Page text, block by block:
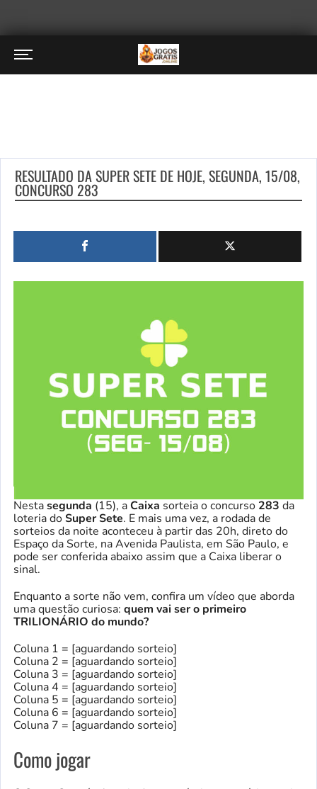
RESULTADO DA SUPER SETE DE HOJE, SEGUNDA, 15/08,
CONCURSO 283
Nestasegunda (15), aCaixa sorteia o concurso 283 da
loteria doSuper Sete. E mais uma vez, a rodada de
sorteios da noite aconteceu à partir das 20h, direto do
Espaço da Sorte, na Avenida Paulista, em São Paulo, e
pode ser conferida abaixo assim que a Caixa liberar o
sinal.
Enquanto a sorte não vem, confira um vídeo que aborda
uma questão curiosa: quem vai ser o primeiro
TRILIONÁRIO do mundo?
Coluna 1 = [aguardando sorteio]
Coluna 2 = [aguardando sorteio]
Coluna 3 = [aguardando sorteio]
Coluna 4 = [aguardando sorteio]
Coluna 5 = [aguardando sorteio]
Coluna 6 = [aguardando sorteio]
Coluna 7 = [aguardando sorteio]
Como jogar